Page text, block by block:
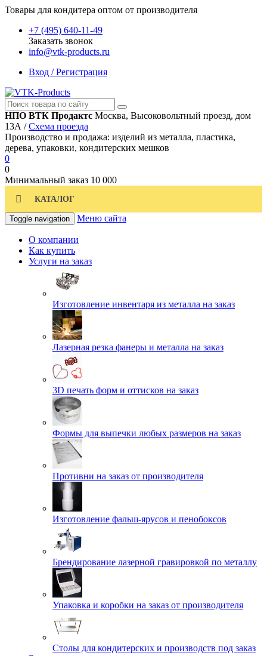
Товары для кондитера оптом от производителя
+7 (495) 640-11-49
Заказать звонок
info@vtk-products.ru
Вход / Регистрация
НПО ВТК Продактс Москва, Высоковольтный проезд, дом
13А /Схема проезда
Производство и продажа: изделий из металла, пластика,
дерева, упаковки, кондитерских мешков
0
0
Минимальный заказ 10 000
КАТАЛОГ
Toggle navigation Меню сайта
О компании
Как купить
Услуги на заказ
Изготовление инвентаря из металла на заказ
Лазерная резка фанеры и металла на заказ
3D печать форм и оттисков на заказ
Формы для выпечки любых размеров на заказ
Противни на заказ от производителя
Изготовление фальш-ярусов и пенобоксов
Брендирование лазерной гравировкой по металлу
Упаковка и коробки на заказ от производителя
Cтолы для кондитерских и производств под заказ